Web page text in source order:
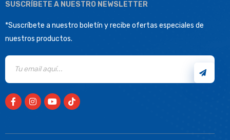
SUSCRÍBETE A NUESTRO NEWSLETTER
*Suscríbete a nuestro boletín y recibe ofertas especiales de
nuestros productos.